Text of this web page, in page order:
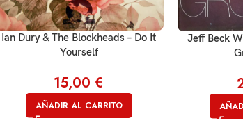
Ian Dury & The Blockheads – Do It
Yourself
15,00 €
AÑADIR AL CARRITO
Jeff Beck